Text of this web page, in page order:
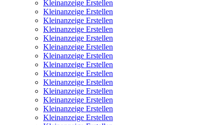
Kleinanzeige Erstellen
Kleinanzeige Erstellen
Kleinanzeige Erstellen
Kleinanzeige Erstellen
Kleinanzeige Erstellen
Kleinanzeige Erstellen
Kleinanzeige Erstellen
Kleinanzeige Erstellen
Kleinanzeige Erstellen
Kleinanzeige Erstellen
Kleinanzeige Erstellen
Kleinanzeige Erstellen
Kleinanzeige Erstellen
Kleinanzeige Erstellen